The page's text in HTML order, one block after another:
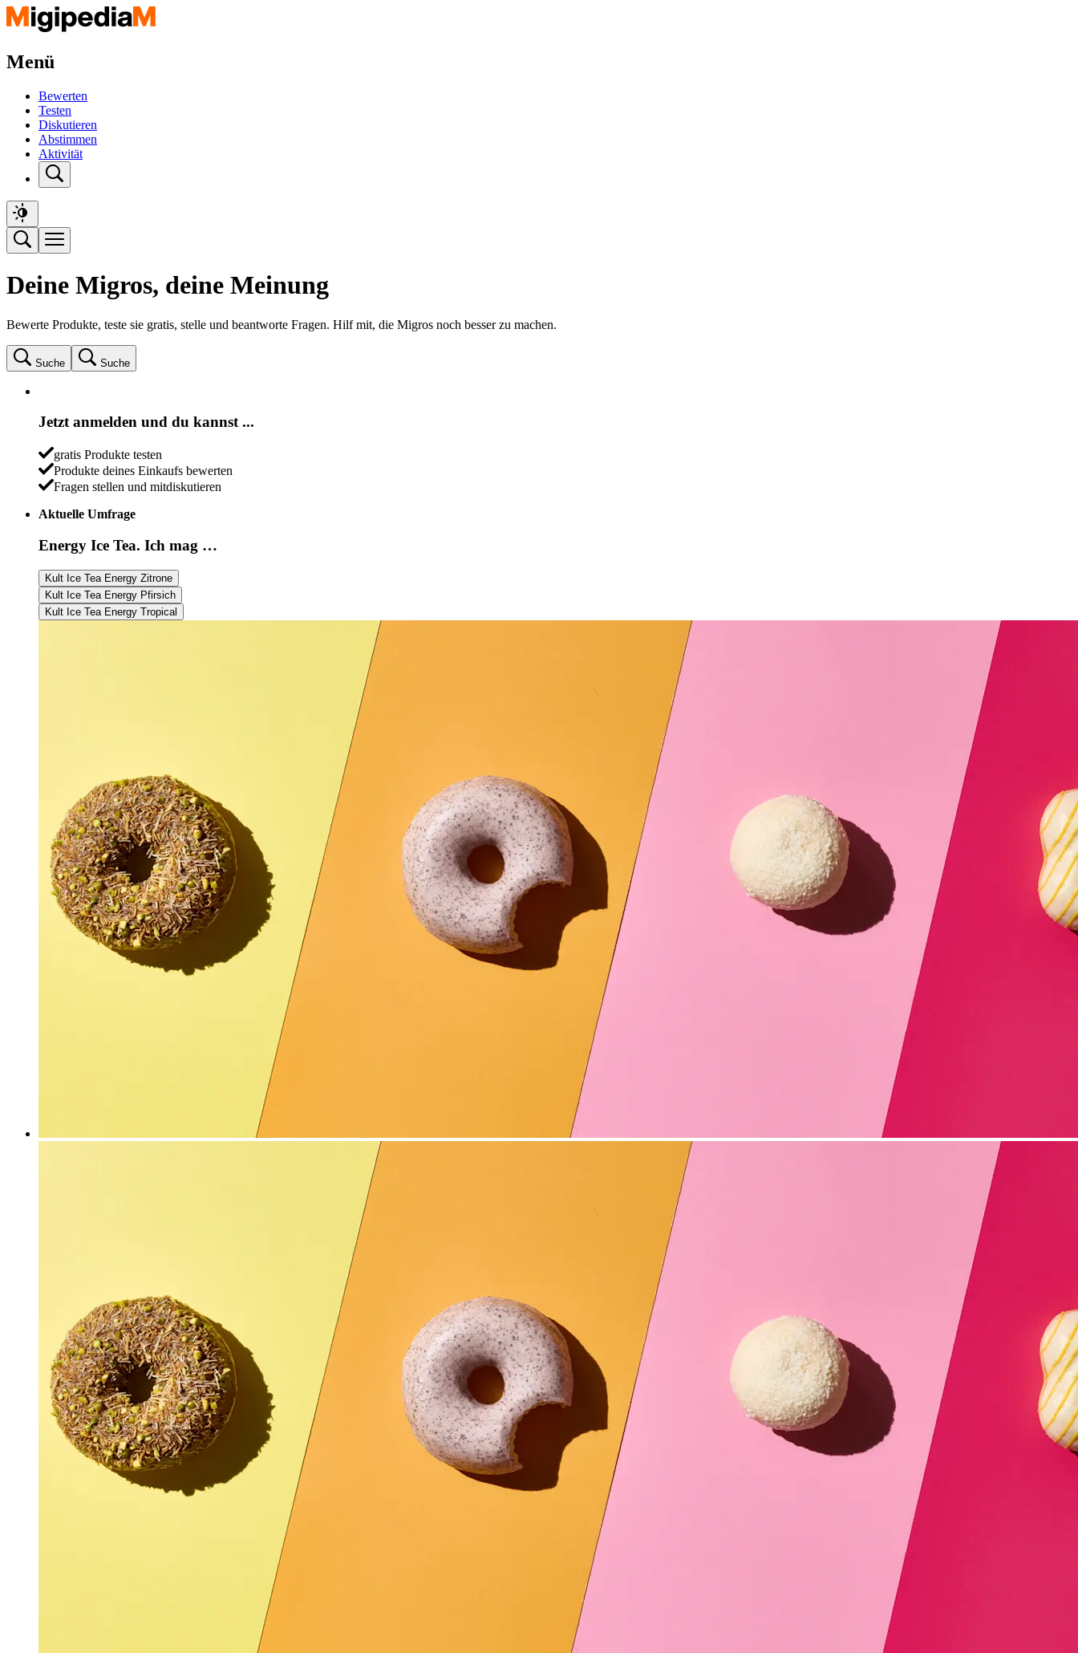
Menü
Bewerten
Testen
Diskutieren
Abstimmen
Aktivität
Deine Migros, deine Meinung
Bewerte Produkte, teste sie gratis, stelle und beantworte Fragen. Hilf mit, die Migros noch besser zu machen.
Suche Suche
Jetzt anmelden und du kannst ...
gratis Produkte testen
Produkte deines Einkaufs bewerten
Fragen stellen und mitdiskutieren
Aktuelle Umfrage
Energy Ice Tea. Ich mag …
Kult Ice Tea Energy Zitrone
Kult Ice Tea Energy Pfirsich
Kult Ice Tea Energy Tropical